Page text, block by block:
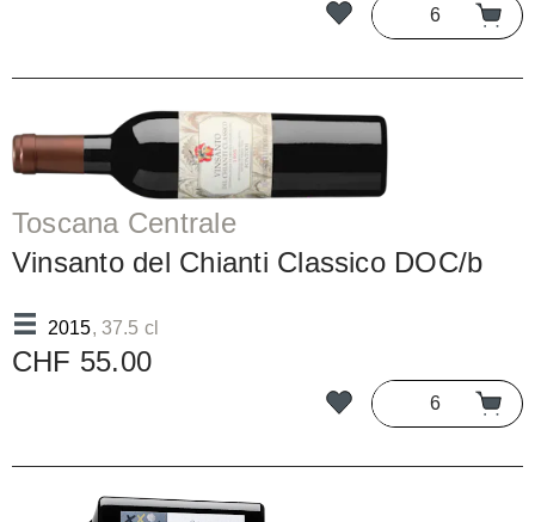
Toscana Centrale
Vinsanto del Chianti Classico DOC/b
2015, 37.5 cl
CHF 55.00